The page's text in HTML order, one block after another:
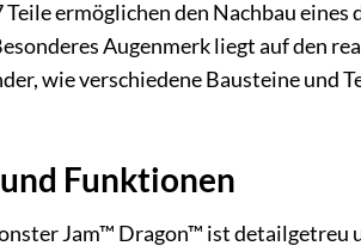
ermöglichen den Nachbau
Augenmerk liegt auf den
wie verschiedene Bausteine und
Funktionen
Jam™ Dragon™ ist detailgetreu